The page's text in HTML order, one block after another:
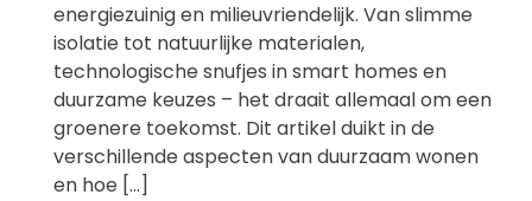
energiezuinig en milieuvriendelijk. Van slimme
isolatie tot natuurlijke materialen,
technologische snufjes in smart homes en
duurzame keuzes – het draait allemaal om een
groenere toekomst. Dit artikel duikt in de
verschillende aspecten van duurzaam wonen
en hoe […]